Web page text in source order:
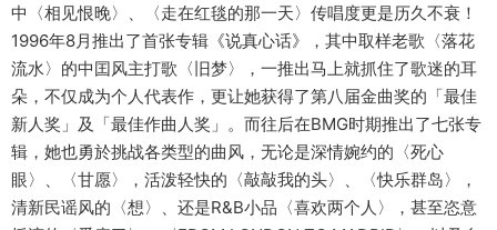
中〈相见恨晚〉、〈走在红毯的那一天〉传唱度更是历久不衰！
1996年8月推出了首张专辑《说真心话》，其中取样老歌〈落花
流水〉的中囯风主打歌〈旧梦〉，一推出马上就抓住了歌迷的耳
朵，不仅成为个人代表作，更让她获得了第八届金曲奖的「最佳
新人奖」及「最佳作曲人奖」。而往后在BMG时期推出了七张专
辑，她也勇於挑战各类型的曲风，无论是深情婉约的〈死心
眼〉、〈甘愿〉，活泼轻快的〈敲敲我的头〉、〈快乐群岛〉，
清新民谣风的〈想〉、还是R&B小品〈喜欢两个人〉，甚至恣意